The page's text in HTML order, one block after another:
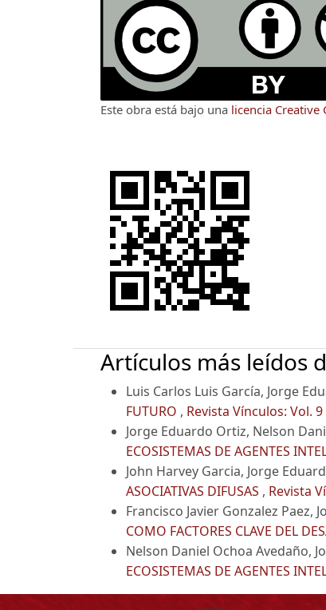
Este obra está bajo una licencia
Artículos más leídos
Luis Carlos Luis García, Jorge
FUTURO , Revista Vínculos: Vol.
Jorge Eduardo Ortiz, Nelson
ECOSISTEMAS DE AGENTES
John Harvey Garcia, Jorge
ASOCIATIVAS DIFUSAS , Revista
Francisco Javier Gonzalez Paez,
COMO FACTORES CLAVE DEL
Nelson Daniel Ochoa Avedaño,
ECOSISTEMAS DE AGENTES